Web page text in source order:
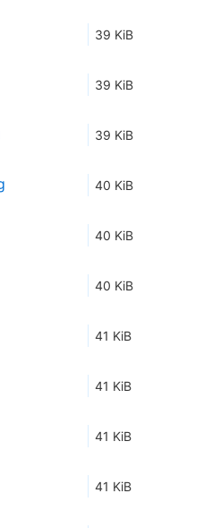
39 KiB
39 KiB
39 KiB
40 KiB
40 KiB
40 KiB
41 KiB
41 KiB
41 KiB
41 KiB